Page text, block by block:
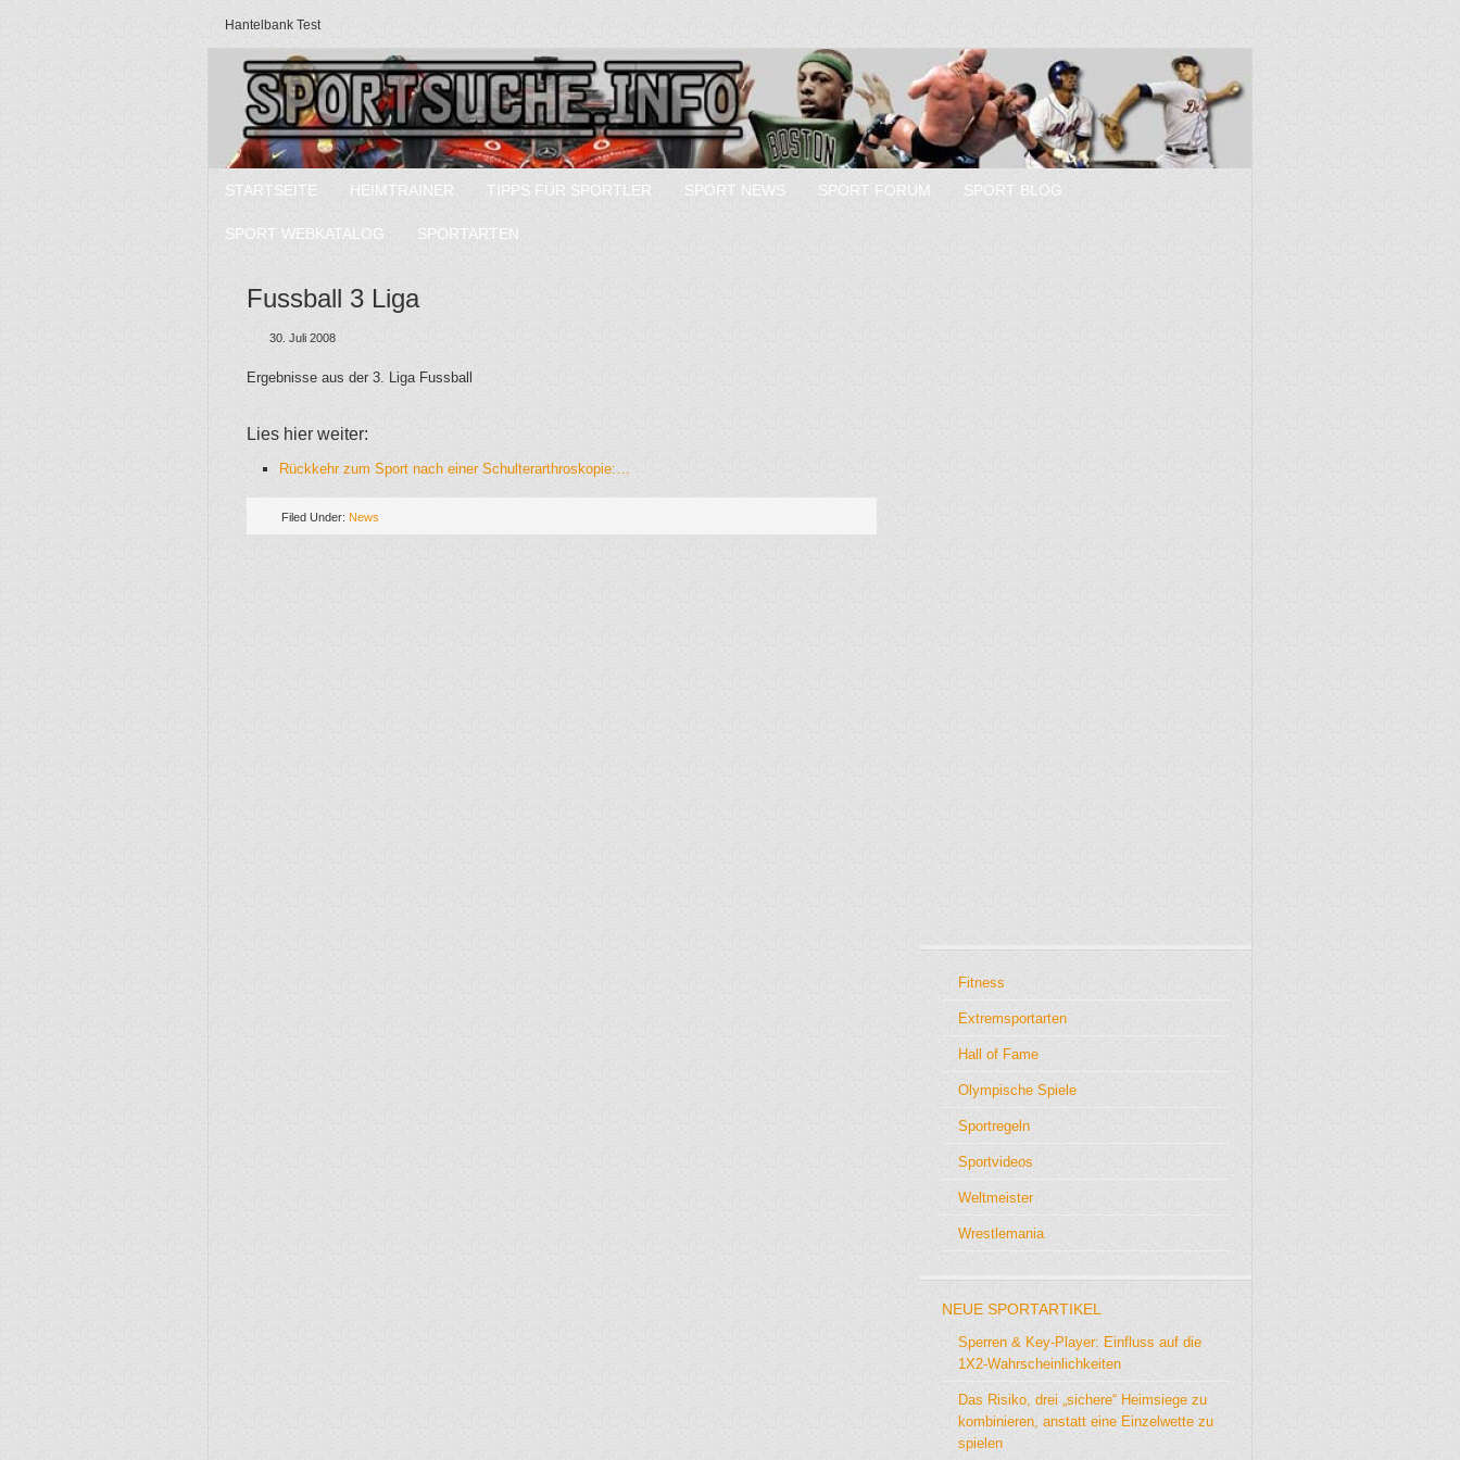
Hantelbank Test
STARTSEITE HEIMTRAINER TIPPS FÜR SPORTLER SPORT NEWS SPORT FORUM SPORT BLOG
SPORT WEBKATALOG SPORTARTEN
Fussball 3 Liga
30. Juli 2008
Ergebnisse aus der 3. Liga Fussball
Lies hier weiter:
Rückkehr zum Sport nach einer Schulterarthroskopie:…
Filed Under: News
Fitness
Extremsportarten
Hall of Fame
Olympische Spiele
Sportregeln
Sportvideos
Weltmeister
Wrestlemania
NEUE SPORTARTIKEL
Sperren & Key-Player: Einfluss auf die
1X2-Wahrscheinlichkeiten
Das Risiko, drei „sichere“ Heimsiege zu
kombinieren, anstatt eine Einzelwette zu
spielen